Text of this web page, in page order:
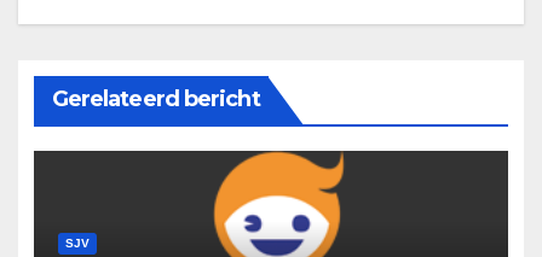
Gerelateerd bericht
SJV